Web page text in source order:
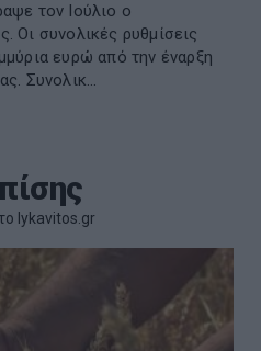
τον Ιούλιο ο
Οι συνολικές ρυθμίσεις
ευρώ από την έναρξη
Συνολικ...
lykavitos.gr